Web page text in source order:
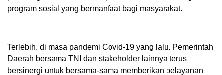
program sosial yang bermanfaat bagi masyarakat.
Terlebih, di masa pandemi Covid-19 yang lalu, Pemerintah
Daerah bersama TNI dan stakeholder lainnya terus
bersinergi untuk bersama-sama memberikan pelayanan